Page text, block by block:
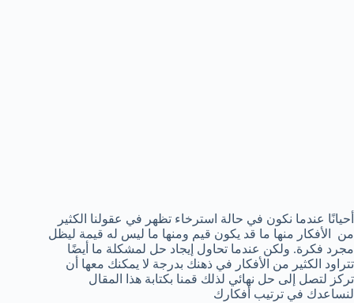
أحيانًا عندما نكون في حالة استرخاء تظهر في عقولنا الكثير
من الأفكار منها ما قد يكون قيم ومنها ما ليس له قيمة ليظل
مجرد فكرة. ولكن عندما تحاول إيجاد حل لمشكلة ما أيضًا
تتراود الكثير من الأفكار في ذهنك بدرجة لا يمكنك معها أن
تركز لتصل إلى حل نهائي لذلك قمنا بكتابة هذا المقال
لنساعدك في ترتيب أفكارك